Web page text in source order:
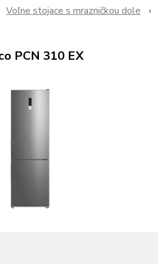
Voľne stojace s mrazničkou dole
PCN 310 EX